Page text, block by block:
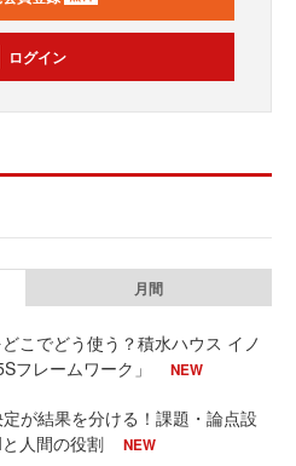
ログイン
月間
こでどう使う？積水ハウス イノ
フレームワーク」
NEW
定が結果を分ける！課題・論点設
人間の役割
NEW